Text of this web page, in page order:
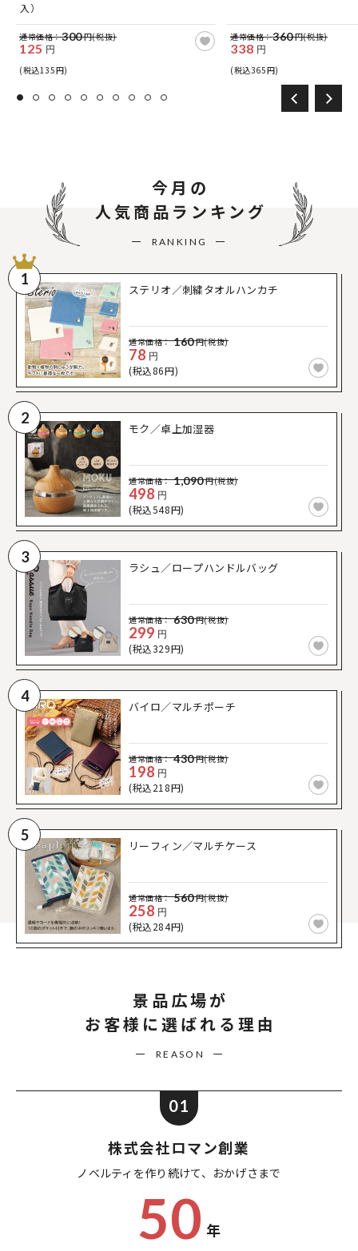
入）
通常価格：300円(税抜)
125 円
(税込135円)
通常価格：360円(税抜)
338 円
(税込365円)
今月の
人気商品ランキング
RANKING
1
ステリオ／刺繍タオルハンカチ
通常価格： 160円(税抜)
78 円
(税込86円)
2
モク／卓上加湿器
通常価格： 1,090円(税抜)
498 円
(税込548円)
3
ラシュ／ロープハンドルバッグ
通常価格： 630円(税抜)
299 円
(税込329円)
4
バイロ／マルチポーチ
通常価格： 430円(税抜)
198 円
(税込218円)
5
リーフィン／マルチケース
通常価格： 560円(税抜)
258 円
(税込284円)
景品広場が
お客様に選ばれる理由
REASON
01
株式会社ロマン創業
ノベルティを作り続けて、 おかげさまで
50 年